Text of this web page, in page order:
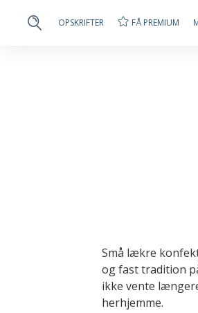
OPSKRIFTER FÅ PREMIUM
Små lækre
og fast tradition
ikke vente
herhjemme.